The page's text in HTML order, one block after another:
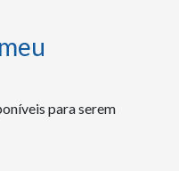
para serem